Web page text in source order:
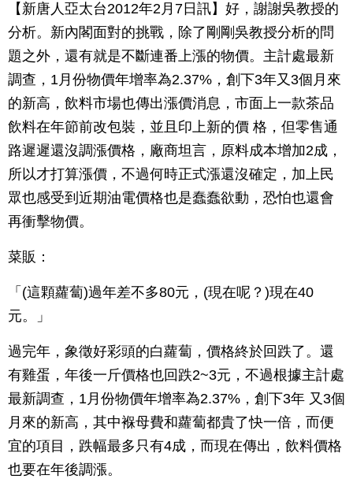
【新唐人亞太台2012年2月7日訊】好，謝謝吳教授的
分析。新內閣面對的挑戰，除了剛剛吳教授分析的問
題之外，還有就是不斷連番上漲的物價。主計處最新
調查，1月份物價年增率為2.37%，創下3年又3個月來
的新高，飲料市場也傳出漲價消息，市面上一款茶品
飲料在年節前改包裝，並且印上新的價 格，但零售通
路遲遲還沒調漲價格，廠商坦言，原料成本增加2成，
所以才打算漲價，不過何時正式漲還沒確定，加上民
眾也感受到近期油電價格也是蠢蠢欲動，恐怕也還會
再衝擊物價。
菜販：
「(這顆蘿蔔)過年差不多80元，(現在呢？)現在40
元。」
過完年，象徵好彩頭的白蘿蔔，價格終於回跌了。還
有雞蛋，年後一斤價格也回跌2~3元，不過根據主計處
最新調查，1月份物價年增率為2.37%，創下3年 又3個
月來的新高，其中褓母費和蘿蔔都貴了快一倍，而便
宜的項目，跌幅最多只有4成，而現在傳出，飲料價格
也要在年後調漲。